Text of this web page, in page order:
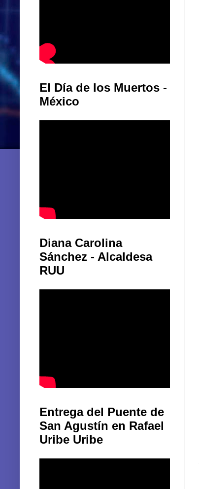
El Día de los Muertos -
México
Diana Carolina
Sánchez - Alcaldesa
RUU
Entrega del Puente de
San Agustín en Rafael
Uribe Uribe